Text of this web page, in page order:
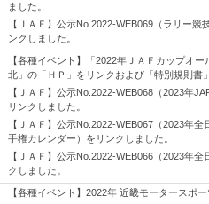
ました。
【ＪＡＦ】公示No.2022-WEB069（ラリー
ンクしました。
【各種イベント】「2022年ＪＡＦカップオ
北」の「ＨＰ」をリンクおよび「特別規則書
【ＪＡＦ】公示No.2022-WEB068（2023年
リンクしました。
【ＪＡＦ】公示No.2022-WEB067（2023年
手権カレンダー）をリンクしました。
【ＪＡＦ】公示No.2022-WEB066（2023年
クしました。
【各種イベント】2022年 近畿モータースポ